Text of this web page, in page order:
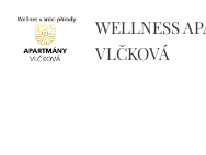
WELLNESS
VLČKOVÁ